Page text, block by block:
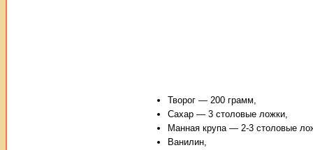
Творог — 200 грамм,
Сахар — 3 столовые ложки,
Манная крупа — 2-3 столовые
Ванилин,